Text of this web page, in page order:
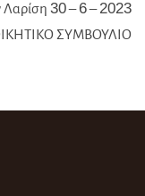
Λαρίση 30 – 6 – 2023
ΣΥΜΒΟΥΛΙΟ